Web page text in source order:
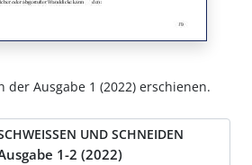
der Ausgabe 1 (2022) erschienen.
UND SCHNEIDEN
1-2 (2022)